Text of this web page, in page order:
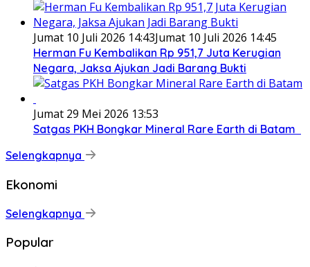
Jumat 10 Juli 2026 14:43Jumat 10 Juli 2026 14:45
Herman Fu Kembalikan Rp 951,7 Juta Kerugian
Negara, Jaksa Ajukan Jadi Barang Bukti
Jumat 29 Mei 2026 13:53
Satgas PKH Bongkar Mineral Rare Earth di Batam
Selengkapnya
Ekonomi
Selengkapnya
Popular